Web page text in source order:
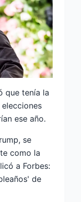
que tenía la
ese año.
se
como la
a Forbes:
de